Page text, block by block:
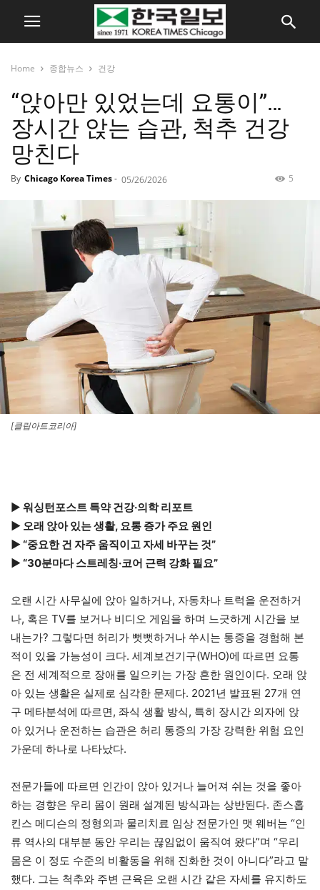
Home 종합뉴스 건강
“앉아만 있었는데 요통이”…
장시간 앉는 습관, 척추 건강
망친다
By Chicago Korea Times- 05/26/2026 5
[클립아트코리아]
▶ 워싱턴포스트 특약 건강·의학 리포트
▶ 오래 앉아 있는 생활, 요통 증가 주요 원인
▶ “중요한 건 자주 움직이고 자세 바꾸는 것”
▶ “30분마다 스트레칭·코어 근력 강화 필요”
오랜 시간 사무실에 앉아 일하거나, 자동차나 트럭을 운전하거
나, 혹은 TV를 보거나 비디오 게임을 하며 느긋하게 시간을 보
내는가? 그렇다면 허리가 뻣뻣하거나 쑤시는 통증을 경험해 본
적이 있을 가능성이 크다. 세계보건기구(WHO)에 따르면 요통
은 전 세계적으로 장애를 일으키는 가장 흔한 원인이다. 오래 앉
아 있는 생활은 실제로 심각한 문제다. 2021년 발표된 27개 연
구 메타분석에 따르면, 좌식 생활 방식, 특히 장시간 의자에 앉
아 있거나 운전하는 습관은 허리 통증의 가장 강력한 위험 요인
가운데 하나로 나타났다.
전문가들에 따르면 인간이 앉아 있거나 늘어져 쉬는 것을 좋아
하는 경향은 우리 몸이 원래 설계된 방식과는 상반된다. 존스홉
킨스 메디슨의 정형외과 물리치료 임상 전문가인 맷 웨버는 “인
류 역사의 대부분 동안 우리는 끊임없이 움직여 왔다”며 “우리
몸은 이 정도 수준의 비활동을 위해 진화한 것이 아니다”라고 말
했다. 그는 척추와 주변 근육은 오랜 시간 같은 자세를 유지하도